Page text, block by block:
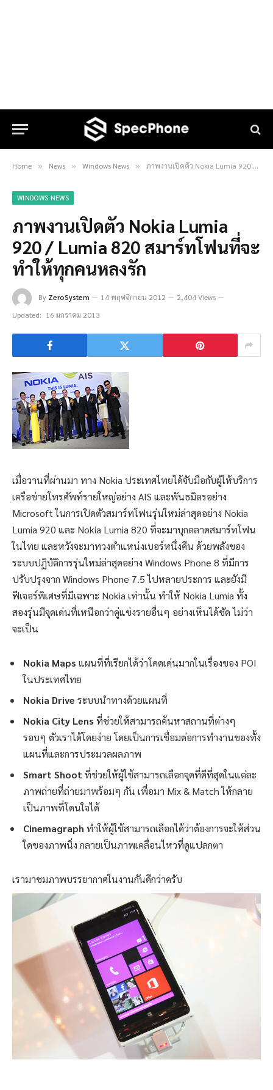
Home » News » Windows News » ภาพงานเปิดตัว Nokia Lumia 920 / Lumia 820 สมาร์ทโฟนที่จะทำให้ทุกคนหลงรัก
WINDOWS NEWS
ภาพงานเปิดตัว Nokia Lumia
920 / Lumia 820 สมาร์ทโฟนที่จะ
ทำให้ทุกคนหลงรัก
By ZeroSystem 14 พฤศจิกายน 2012
2,404 Views
Updated: 16 มกราคม 2013
เมื่อวานที่ผ่านมา ทาง Nokia ประเทศไทยได้จับมือกับผู้ให้บริการ
เครือข่ายโทรศัพท์รายใหญ่อย่าง AIS และพันธมิตรอย่าง
Microsoft ในการเปิดตัวสมาร์ทโฟนรุ่นใหม่ล่าสุดอย่าง Nokia
Lumia 920 และ Nokia Lumia 820 ที่จะมาบุกตลาดสมาร์ทโฟน
ในไทย และหวังจะมาทวงตำแหน่งเบอร์หนึ่งคืน ด้วยพลังของ
ระบบปฏิบัติการรุ่นใหม่ล่าสุดอย่าง Windows Phone 8 ที่มีการ
ปรับปรุงจาก Windows Phone 7.5 ไปหลายประการ และยังมี
ฟีเจอร์พิเศษที่มีเฉพาะ Nokia เท่านั้น ทำให้ Nokia Lumia ทั้ง
สองรุ่นมีจุดเด่นที่เหนือกว่าคู่แข่งรายอื่นๆ อย่างเห็นได้ชัด ไม่ว่า
จะเป็น
Nokia Maps แผนที่ที่เรียกได้ว่าโดดเด่นมากในเรื่องของ POI
ในประเทศไทย
Nokia Drive ระบบนำทางด้วยแผนที่
Nokia City Lens ที่ช่วยให้สามารถค้นหาสถานที่ต่างๆ
รอบๆ ตัวเราได้โดยง่าย โดยเป็นการเชื่อมต่อการทำงานของทั้ง
แผนที่และการประมวลผลภาพ
Smart Shoot ที่ช่วยให้ผู้ใช้สามารถเลือกจุดที่ดีที่สุดในแต่ละ
ภาพถ่ายที่ถ่ายมาพร้อมๆ กัน เพื่อมา Mix & Match ให้กลาย
เป็นภาพที่โดนใจได้
Cinemagraph ทำให้ผู้ใช้สามารถเลือกได้ว่าต้องการจะให้ส่วน
ใดของภาพนิ่ง กลายเป็นภาพเคลื่อนไหวที่ดูแปลกตา
เรามาชมภาพบรรยากาศในงานกันดีกว่าครับ